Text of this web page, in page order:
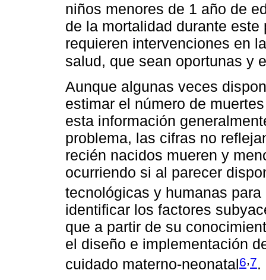
niños menores de 1 año de
de la mortalidad durante
requieren intervenciones en
salud, que sean oportunas y
Aunque algunas veces
estimar el número de
esta información
problema, las cifras no
recién nacidos mueren y
ocurriendo si al parecer
tecnológicas y humanas para
identificar los factores
que a partir de su
el diseño e implementación
cuidado materno-neonatal6,7.